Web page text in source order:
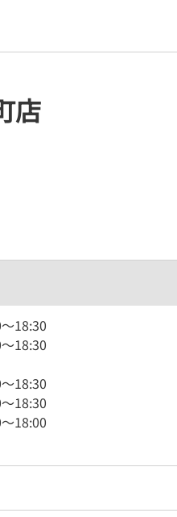
店
～18:30
～18:30
～18:30
～18:30
～18:00